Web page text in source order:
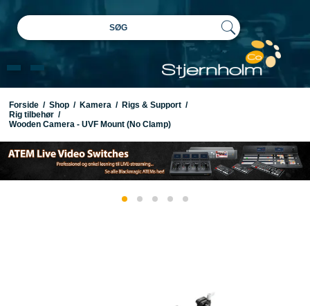
SØG
Forside / Shop / Kamera / Rigs & Support /
Rig tilbehør /
Wooden Camera - UVF Mount (No Clamp)